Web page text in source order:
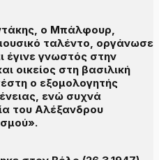
ο Μπάλφουρ,
ταλέντο, οργάνωσε
έγινε γνωστός στην
οικείος στη βασιλική
ο εξομολογητής
ενώ συχνά
του Αλέξανδρου